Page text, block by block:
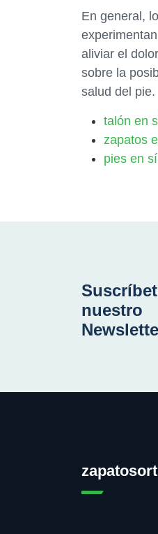
En general,
aliviar el
sobre la
salud del pie.
talón en
zapatos
pies en
nuestro